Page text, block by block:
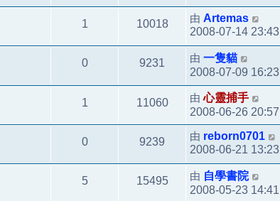
1 10018 由 Artemas
2008-07-14 23:43
0 9231 由 一隻貓
2008-07-09 16:23
1 11060 由心靈捕手
2008-06-26 20:57
0 9239 由 reborn0701
2008-06-21 13:23
5 15495 由 自學書院
2008-05-23 14:41